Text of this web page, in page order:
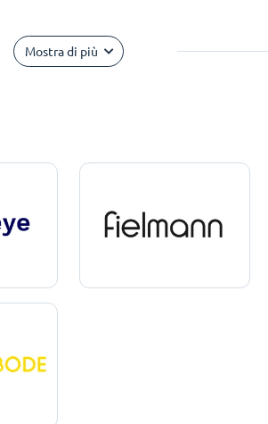
Mostra di più